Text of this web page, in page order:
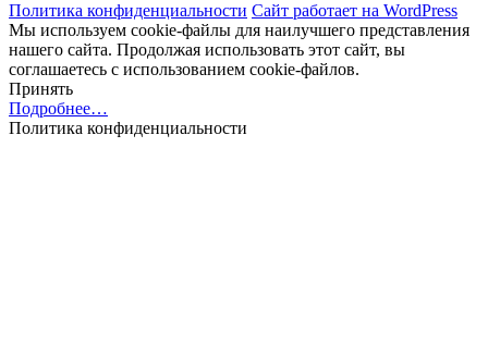
Политика конфиденциальности Сайт работает на WordPress
Мы используем cookie-файлы для наилучшего представления
нашего сайта. Продолжая использовать этот сайт, вы
соглашаетесь с использованием cookie-файлов.
Принять
Подробнее…
Политика конфиденциальности